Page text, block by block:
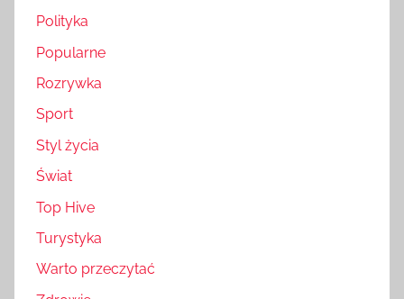
Polityka
Popularne
Rozrywka
Sport
Styl życia
Świat
Top Hive
Turystyka
Warto przeczytać